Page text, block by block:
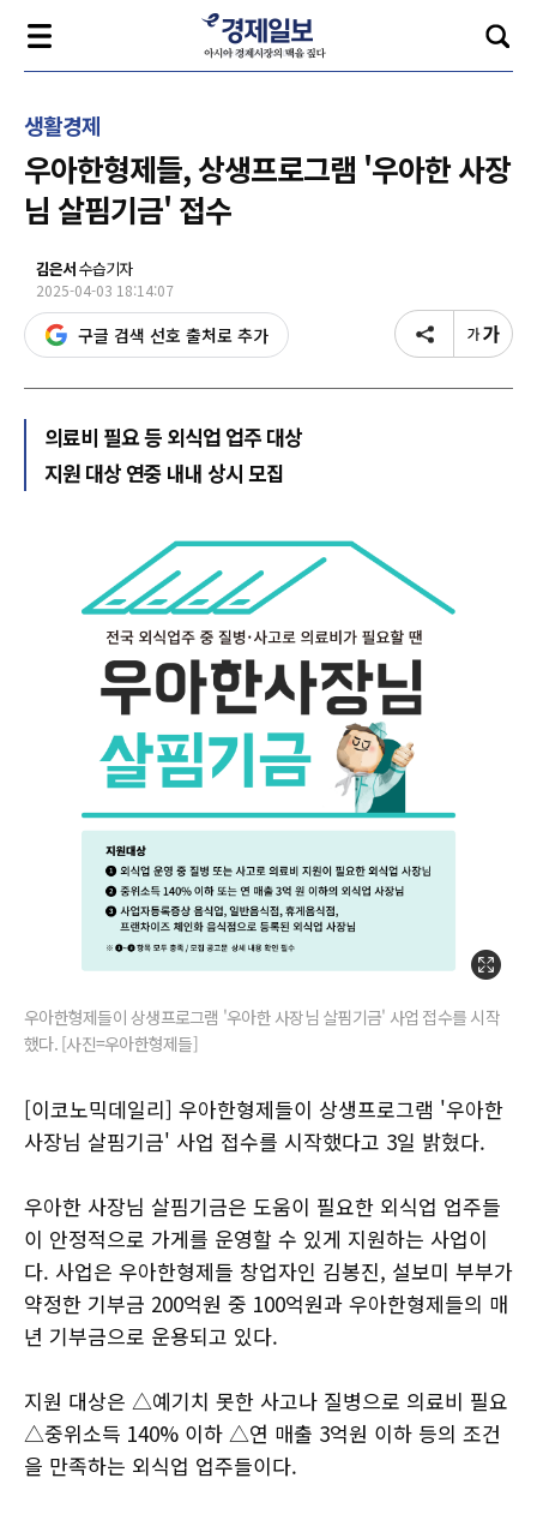
생활경제
우아한형제들, 상생프로그램 '우아한 사장
님 살핌기금' 접수
김은서수습기자
2025-04-03 18:14:07
구글 검색 선호 출처로 추가
의료비 필요 등 외식업 업주 대상
지원 대상 연중 내내 상시 모집
우아한형제들이 상생프로그램 '우아한 사장님 살핌기금' 사업 접수를 시작
했다. [사진=우아한형제들]
[이코노믹데일리] 우아한형제들이 상생프로그램 '우아한
사장님 살핌기금' 사업 접수를 시작했다고 3일 밝혔다.
우아한 사장님 살핌기금은 도움이 필요한 외식업 업주들
이 안정적으로 가게를 운영할 수 있게 지원하는 사업이
다. 사업은 우아한형제들 창업자인 김봉진, 설보미 부부가
약정한 기부금 200억원 중 100억원과 우아한형제들의 매
년 기부금으로 운용되고 있다.
지원 대상은 △예기치 못한 사고나 질병으로 의료비 필요
△중위소득 140% 이하 △연 매출 3억원 이하 등의 조건
을 만족하는 외식업 업주들이다.